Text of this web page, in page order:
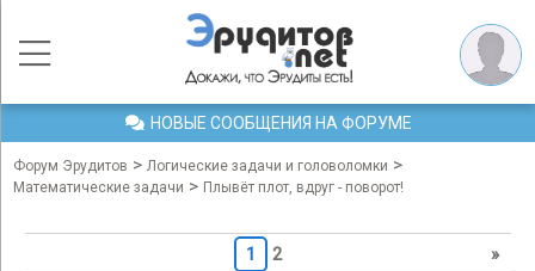
НОВЫЕ СООБЩЕНИЯ НА ФОРУМЕ
Форум Эрудитов > Логические задачи и головоломки >
Математические задачи > Плывёт плот, вдруг - поворот!
1 2 »